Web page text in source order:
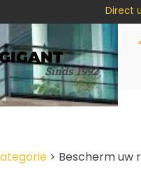
Direct
Sinds 1992
> Bescherm uw